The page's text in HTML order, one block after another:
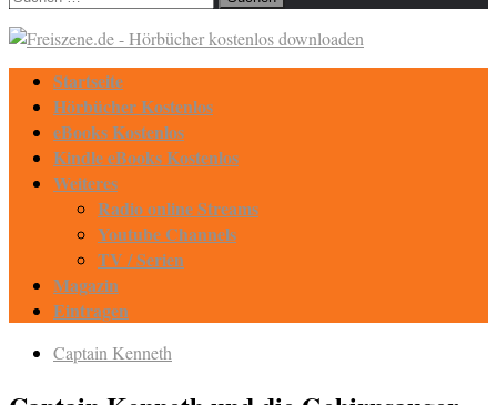
Startseite
Hörbücher Kostenlos
eBooks Kostenlos
Kindle eBooks Kostenlos
Weiteres
Radio online Streams
Youtube Channels
TV / Serien
Magazin
Eintragen
Captain Kenneth